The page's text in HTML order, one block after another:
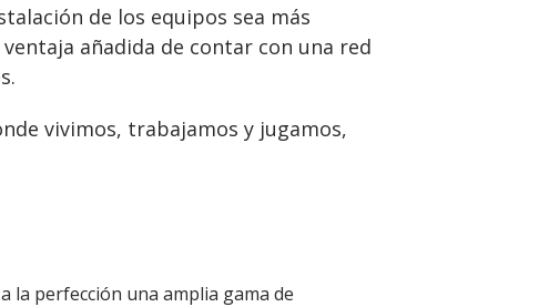
de los equipos sea más
añadida de contar con una red
vivimos, trabajamos y jugamos,
perfección una amplia gama de